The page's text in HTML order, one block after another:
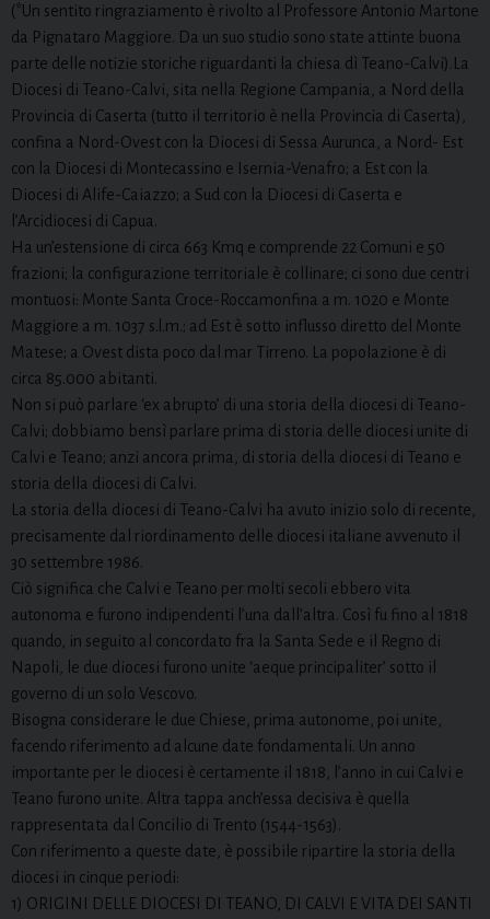
(*Un sentito ringraziamento è rivolto al Professore Antonio Martone
da Pignataro Maggiore. Da un suo studio sono state attinte buona
parte delle notizie storiche riguardanti la chiesa dì Teano-Calvi).La
Diocesi di Teano-Calvi, sita nella Regione Campania, a Nord della
Provincia di Caserta (tutto il territorio è nella Provincia di Caserta),
confina a Nord-Ovest con la Diocesi di Sessa Aurunca, a Nord- Est
con la Diocesi di Montecassino e Isernia-Venafro; a Est con la
Diocesi di Alife-Caiazzo; a Sud con la Diocesi di Caserta e
l’Arcidiocesi di Capua.
Ha un’estensione di circa 663 Kmq e comprende 22 Comuni e 50
frazioni; la configurazione territoriale è collinare; ci sono due centri
montuosi: Monte Santa Croce-Roccamonfina a m. 1020 e Monte
Maggiore a m. 1037 s.l.m.; ad Est è sotto influsso diretto del Monte
Matese; a Ovest dista poco dal mar Tirreno. La popolazione è di
circa 85.000 abitanti.
Non si può parlare ‘ex abrupto’ di una storia della diocesi di Teano-
Calvi; dobbiamo bensì parlare prima di storia delle diocesi unite di
Calvi e Teano; anzi ancora prima, di storia della diocesi di Teano e
storia della diocesi di Calvi.
La storia della diocesi di Teano-Calvi ha avuto inizio solo di recente,
precisamente dal riordinamento delle diocesi italiane avvenuto il
30 settembre 1986.
Ciò significa che Calvi e Teano per molti secoli ebbero vita
autonoma e furono indipendenti l’una dall’altra. Così fu fino al 1818
quando, in seguito al concordato fra la Santa Sede e il Regno di
Napoli, le due diocesi furono unite ‘aeque principaliter’ sotto il
governo di un solo Vescovo.
Bisogna considerare le due Chiese, prima autonome, poi unite,
facendo riferimento ad alcune date fondamentali. Un anno
importante per le diocesi è certamente il 1818, l’anno in cui Calvi e
Teano furono unite. Altra tappa anch’essa decisiva è quella
rappresentata dal Concilio di Trento (1544-1563).
Con riferimento a queste date, è possibile ripartire la storia della
diocesi in cinque periodi:
1) ORIGINI DELLE DIOCESI DI TEANO, DI CALVI E VITA DEI SANTI